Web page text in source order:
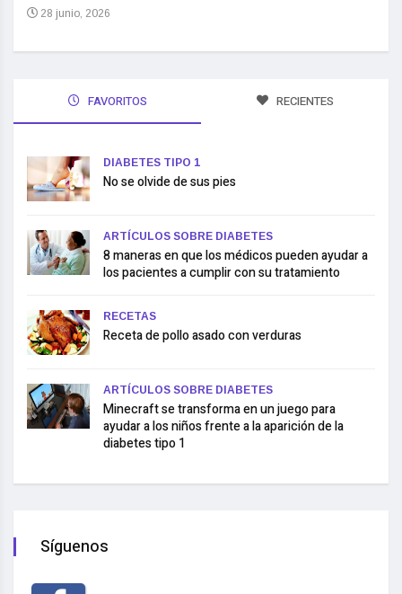
28 junio, 2026
FAVORITOS RECIENTES
DIABETES TIPO 1
No se olvide de sus pies
ARTÍCULOS SOBRE DIABETES
8 maneras en que los médicos pueden ayudar a
los pacientes a cumplir con su tratamiento
RECETAS
Receta de pollo asado con verduras
ARTÍCULOS SOBRE DIABETES
Minecraft se transforma en un juego para
ayudar a los niños frente a la aparición de la
diabetes tipo 1
Síguenos